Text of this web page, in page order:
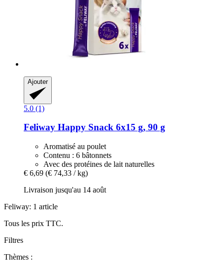
Ajouter
5.0 (1)
Feliway Happy Snack 6x15 g, 90 g
Aromatisé au poulet
Contenu : 6 bâtonnets
Avec des protéines de lait naturelles
€ 6,69 (€ 74,33 / kg)
Livraison jusqu'au 14 août
Feliway: 1 article
Tous les prix TTC.
Filtres
Thèmes :